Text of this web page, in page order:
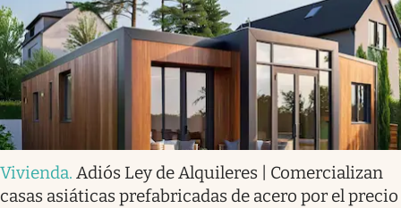
Vivienda. Adiós Ley de Alquileres | Comercializan
casas asiáticas prefabricadas de acero por el precio